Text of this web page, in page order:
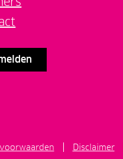
Disclaimer